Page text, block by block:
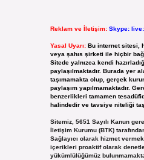
Reklam ve İletişim: Skype:
Yasal Uyarı: Bu internet sitesi,
veya şahıs şirketi ile hiçbir
Sitede yalnızca kendi
paylaşılmaktadır. Burada yer
taşımamakta olup, gerçek
paylaşım yapılmamaktadır.
benzerlikleri tamamen
halindedir ve tavsiye niteliği
Sitemiz, 5651 Sayılı Kanun
İletişim Kurumu (BTK)
Sağlayıcı olarak hizmet
içerikleri proaktif olarak
yükümlülüğümüz